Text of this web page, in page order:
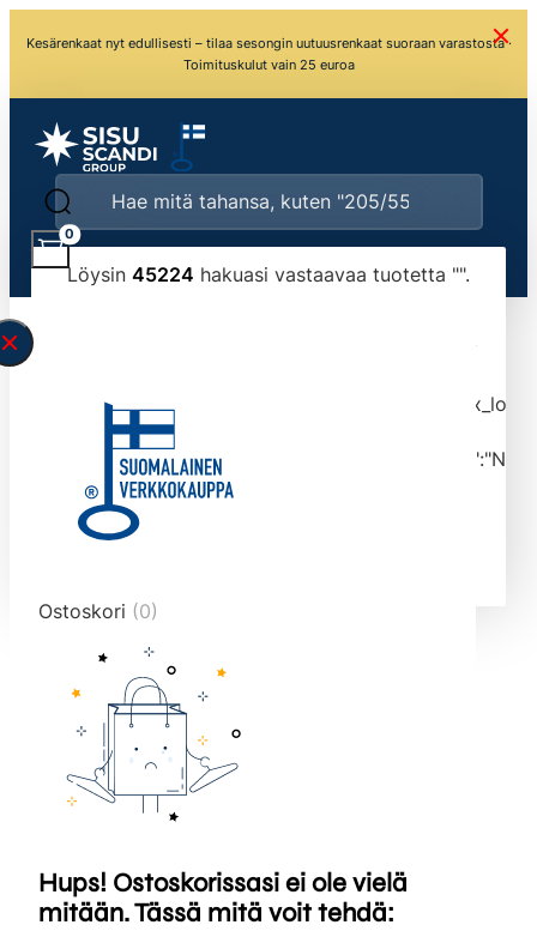
Kesärenkaat nyt edullisesti – tilaa sesongin uutuusrenkaat suoraan varastosta ·
Toimituskulut vain 25 euroa
Löysin 45224 hakuasi vastaavaa tuotetta "".
typed the search query correctly.<br>Currently
tmlmvi","meta_query":
data-original-query-vars="[]" data-page="1"
data-max-pages="4523" data-start="1" data-
end="10">
0
Ostoskori (0)
Hups! Ostoskorissasi ei ole vielä
mitään. Tässä mitä voit tehdä: